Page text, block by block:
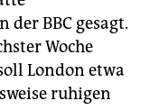
BBC gesagt.
Woche
London etwa
ruhigen